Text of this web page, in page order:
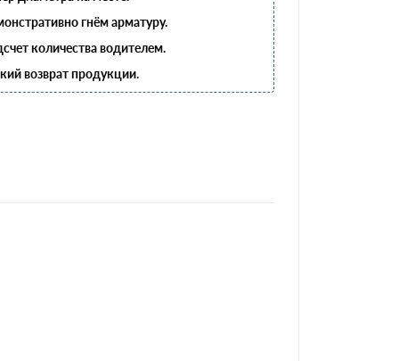
гнём арматуру.
количества водителем.
возврат продукции.